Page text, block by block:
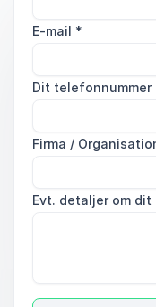
E-mail *
Dit telefonnummer
Firma /
Evt. detaljer om dit